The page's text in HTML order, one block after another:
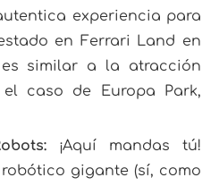
experiencia para
en Ferrari Land en
es similar a la atracción
caso de Europa Park,
¡Aquí mandas tú!
gigante (sí, como